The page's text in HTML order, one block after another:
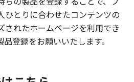
ひとりに合わせたコンテンツの
されたホームページを利用でき
登録をお願いいたします。